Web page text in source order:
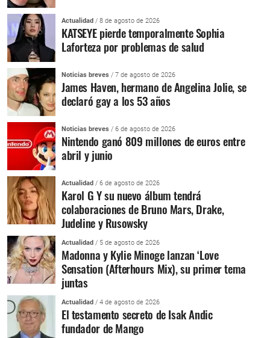
Actualidad / 8 de agosto de 2026
KATSEYE pierde temporalmente Sophia
Laforteza por problemas de salud
Noticias breves / 7 de agosto de 2026
James Haven, hermano de Angelina Jolie, se
declaró gay a los 53 años
Noticias breves / 6 de agosto de 2026
Nintendo ganó 809 millones de euros entre
abril y junio
Actualidad / 6 de agosto de 2026
Karol G Y su nuevo álbum tendrá
colaboraciones de Bruno Mars, Drake,
Judeline y Rusowsky
Actualidad / 5 de agosto de 2026
Madonna y Kylie Minoge lanzan ‘Love
Sensation (Afterhours Mix), su primer tema
juntas
Actualidad / 4 de agosto de 2026
El testamento secreto de Isak Andic
fundador de Mango